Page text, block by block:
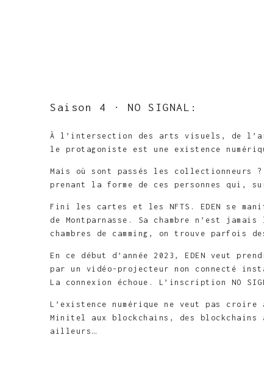
Saison 4 · NO SIGNAL:
À l’intersection des arts visuels, de
le protagoniste est une existence
Mais où sont passés les collectionneurs ?
prenant la forme de ces personnes qui,
Fini les cartes et les NFTS. EDEN se
de Montparnasse. Sa chambre n’est
chambres de camming, on trouve parfois
En ce début d’année 2023, EDEN veut
par un vidéo-projecteur non connecté
La connexion échoue. L’inscription NO
L’existence numérique ne veut pas
Minitel aux blockchains, des
ailleurs…